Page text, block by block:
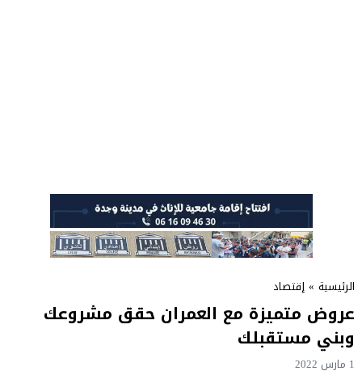
الرئيسية » إقتصاد
عروض متميزة مع العمران حقق مشروعك
وبني مستقبلك
1 مارس 2022